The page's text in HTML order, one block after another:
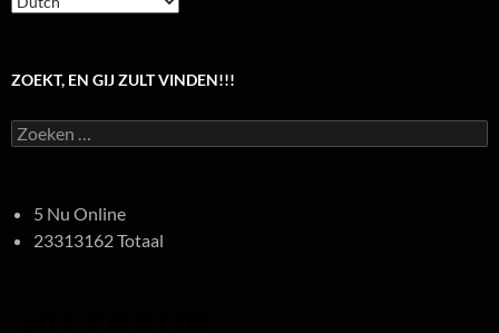
ZOEKT, EN GIJ ZULT VINDEN!!!
Zoeken
naar:
5 Nu Online
23313162 Totaal